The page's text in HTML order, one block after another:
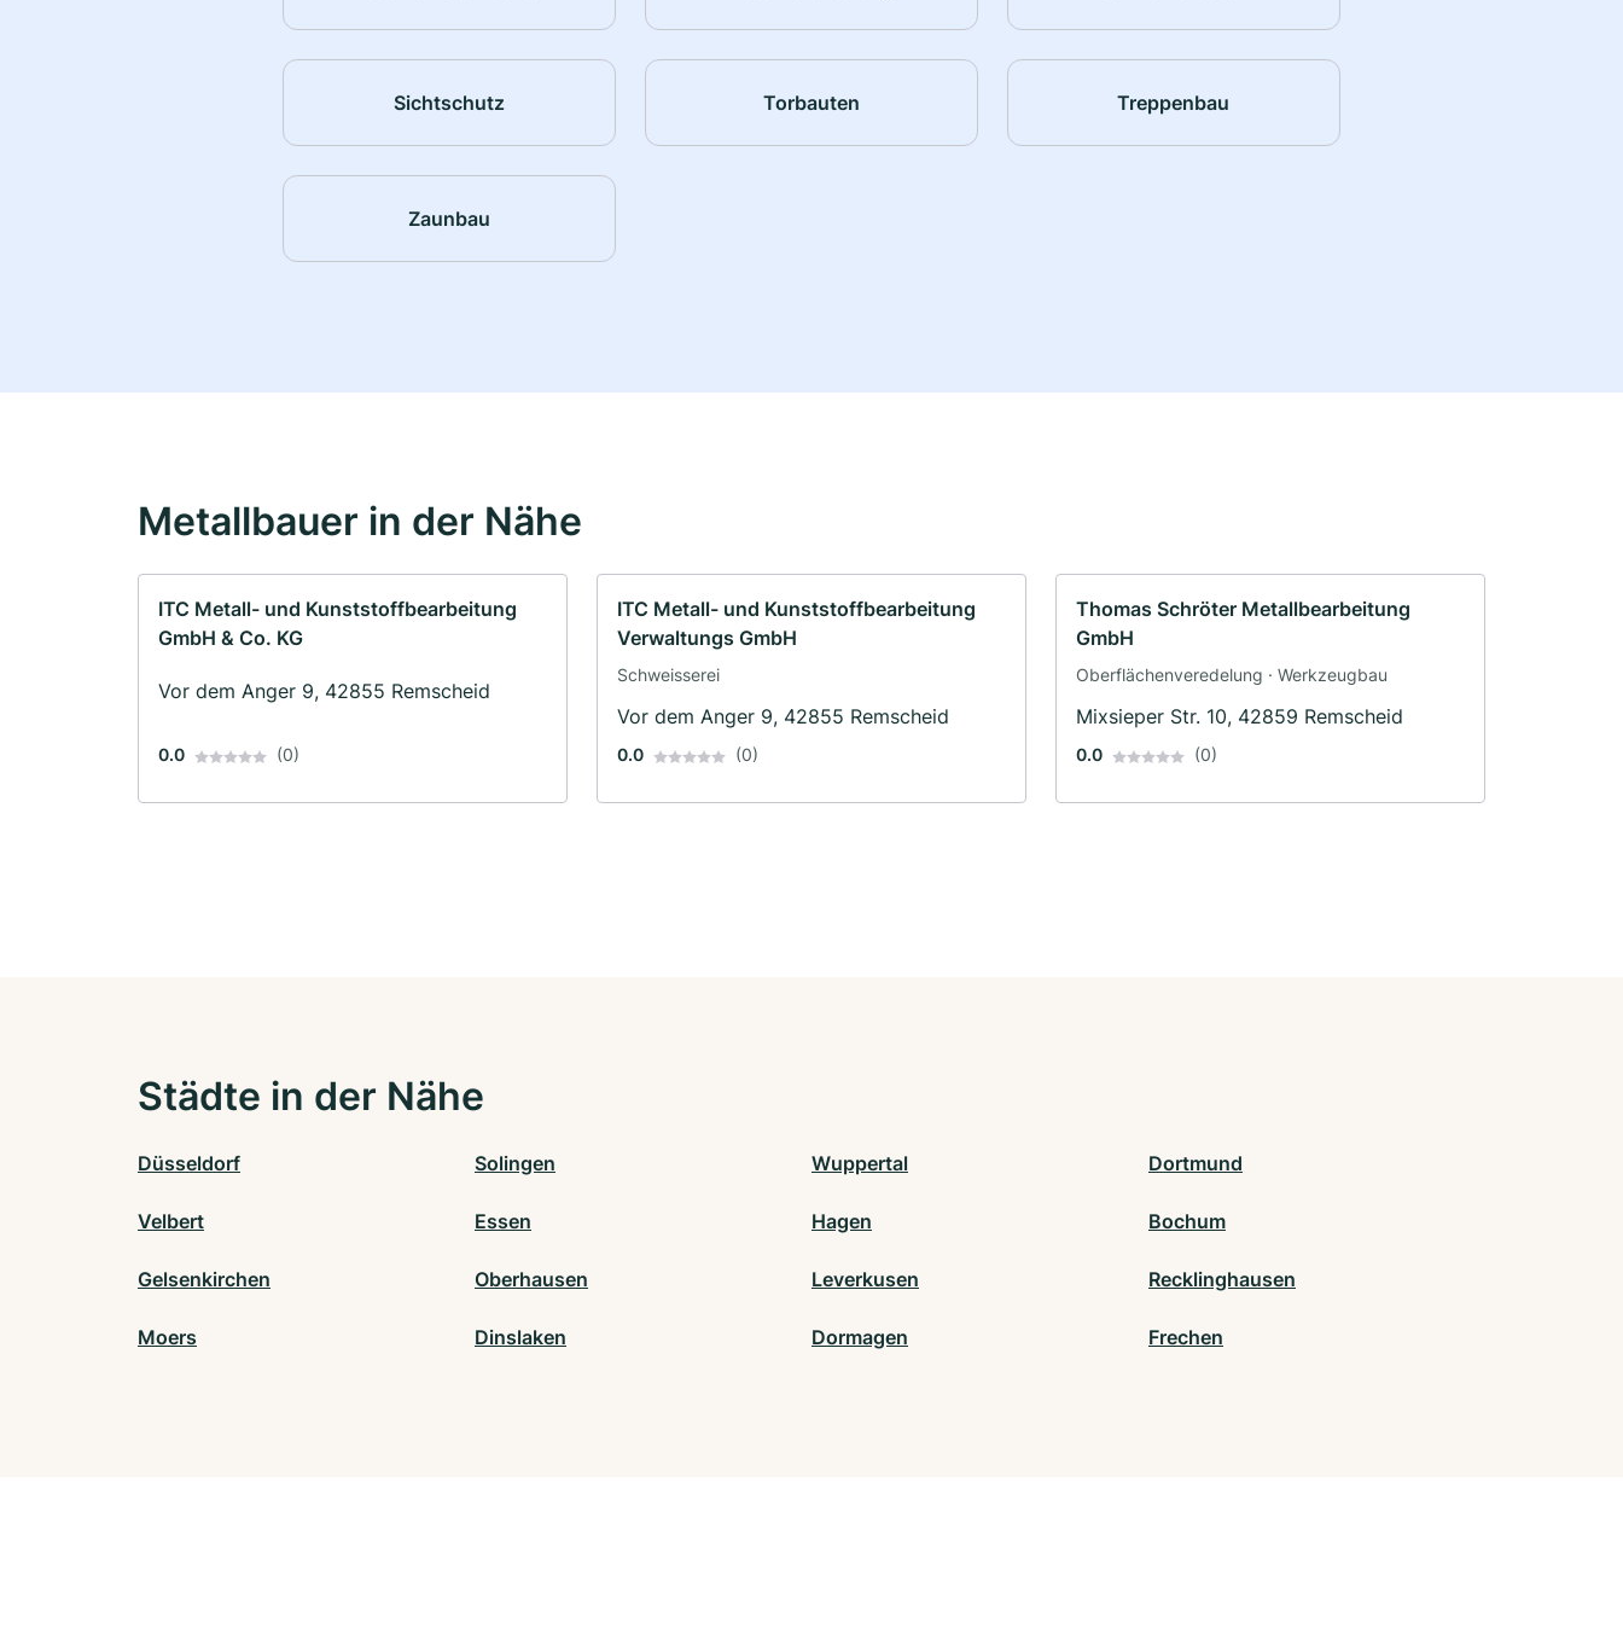
Sichtschutz Torbauten Treppenbau
Zaunbau
Metallbauer in der Nähe
ITC Metall- und Kunststoffbearbeitung
GmbH & Co. KG
Vor dem Anger 9, 42855 Remscheid
0.0 (0)
ITC Metall- und Kunststoffbearbeitung
Verwaltungs GmbH
Schweisserei
Vor dem Anger 9, 42855 Remscheid
0.0 (0)
Thomas Schröter Metallbearbeitung
GmbH
Oberflächenveredelung · Werkzeugbau
Mixsieper Str. 10, 42859 Remscheid
0.0 (0)
Städte in der Nähe
Düsseldorf Solingen Wuppertal Dortmund
Velbert Essen Hagen Bochum
Gelsenkirchen Oberhausen Leverkusen Recklinghausen
Moers Dinslaken Dormagen Frechen